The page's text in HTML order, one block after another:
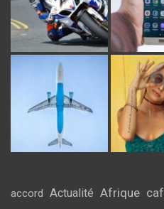
accord Actualité Afrique caf